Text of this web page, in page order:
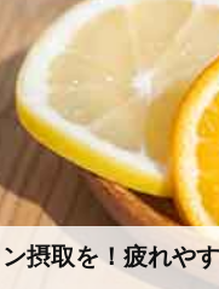
摂取を！疲れや